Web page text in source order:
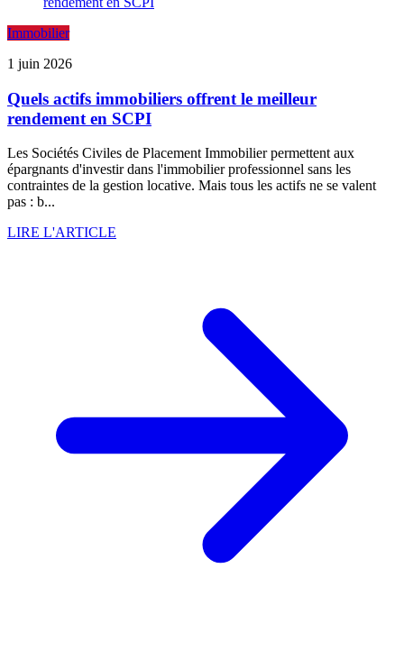
Immobilier
1 juin 2026
Quels actifs immobiliers offrent le meilleur
rendement en SCPI
Les Sociétés Civiles de Placement Immobilier permettent aux
épargnants d'investir dans l'immobilier professionnel sans les
contraintes de la gestion locative. Mais tous les actifs ne se valent
pas : b...
LIRE L'ARTICLE